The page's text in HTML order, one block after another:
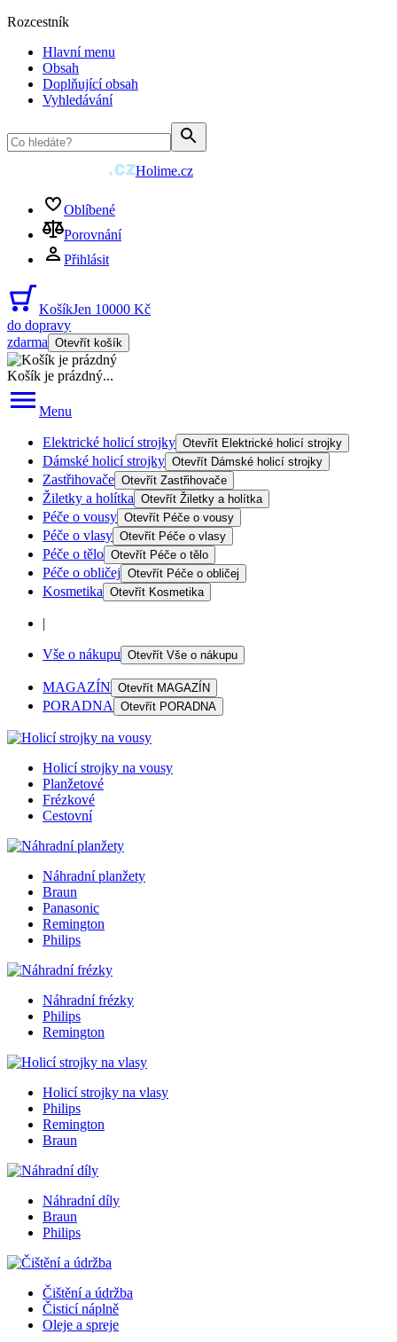
Rozcestník
Hlavní menu
Obsah
Doplňující obsah
Vyhledávání
Holime.cz
Oblíbené
Porovnání
Přihlásit
KošíkJen 10000 Kč
do dopravy
zdarma Otevřít košík
Košík je prázdný...
Menu
Elektrické holicí strojky Otevřít Elektrické holicí strojky
Dámské holicí strojky Otevřít Dámské holicí strojky
Zastřihovače Otevřít Zastřihovače
Žiletky a holítka Otevřít Žiletky a holítka
Péče o vousy Otevřít Péče o vousy
Péče o vlasy Otevřít Péče o vlasy
Péče o tělo Otevřít Péče o tělo
Péče o obličej Otevřít Péče o obličej
Kosmetika Otevřít Kosmetika
|
Vše o nákupu Otevřít Vše o nákupu
MAGAZÍN Otevřít MAGAZÍN
PORADNA Otevřít PORADNA
Holicí strojky na vousy
Planžetové
Frézkové
Cestovní
Náhradní planžety
Braun
Panasonic
Remington
Philips
Náhradní frézky
Philips
Remington
Holicí strojky na vlasy
Philips
Remington
Braun
Náhradní díly
Braun
Philips
Čištění a údržba
Čisticí náplně
Oleje a spreje